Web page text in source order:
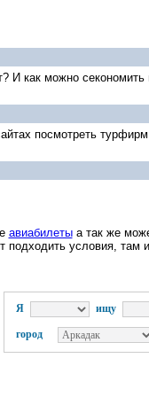
И как можно
посмотреть
авиабилетыа так же
подходить условия, там
Я ищу
город